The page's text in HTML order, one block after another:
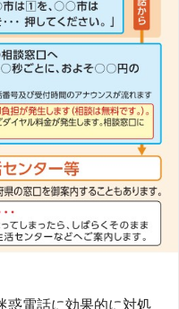
惑電話に効果的に対処